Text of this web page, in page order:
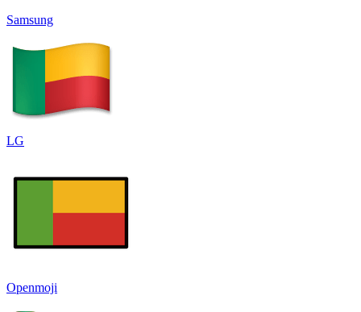
Samsung
LG
Openmoji